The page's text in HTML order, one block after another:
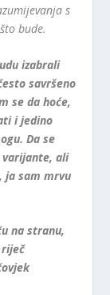
s
bude.
izabrali
savršeno
se da hoće,
i jedino
Da se
varijante, ali
ja sam mrvu
na stranu,
riječ